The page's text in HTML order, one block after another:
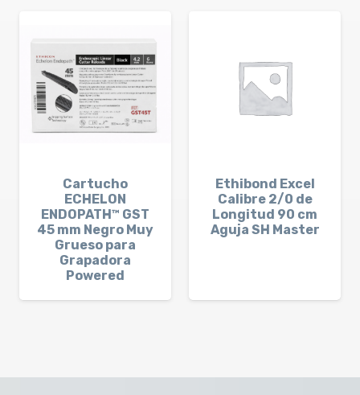
Cartucho
ECHELON
ENDOPATH™ GST
45 mm Negro Muy
Grueso para
Grapadora
Powered
Ethibond Excel
Calibre 2/0 de
Longitud 90 cm
Aguja SH Master